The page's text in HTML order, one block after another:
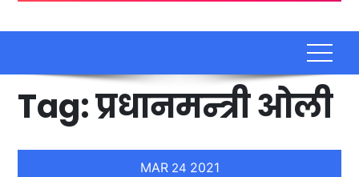
Tag:प्रधानमन्त्री ओली
MAR 24 2021